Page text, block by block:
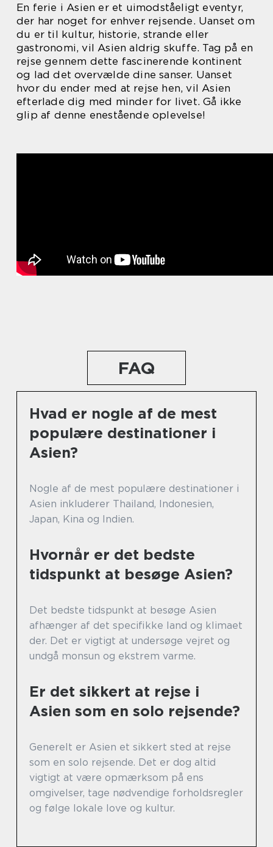
En ferie i Asien er et uimodståeligt eventyr,
der har noget for enhver rejsende. Uanset om
du er til kultur, historie, strande eller
gastronomi, vil Asien aldrig skuffe. Tag på en
rejse gennem dette fascinerende kontinent
og lad det overvælde dine sanser. Uanset
hvor du ender med at rejse hen, vil Asien
efterlade dig med minder for livet. Gå ikke
glip af denne enestående oplevelse!
FAQ
Hvad er nogle af de mest
populære destinationer i
Asien?
Nogle af de mest populære destinationer i
Asien inkluderer Thailand, Indonesien,
Japan, Kina og Indien.
Hvornår er det bedste
tidspunkt at besøge Asien?
Det bedste tidspunkt at besøge Asien
afhænger af det specifikke land og klimaet
der. Det er vigtigt at undersøge vejret og
undgå monsun og ekstrem varme.
Er det sikkert at rejse i
Asien som en solo rejsende?
Generelt er Asien et sikkert sted at rejse
som en solo rejsende. Det er dog altid
vigtigt at være opmærksom på ens
omgivelser, tage nødvendige forholdsregler
og følge lokale love og kultur.